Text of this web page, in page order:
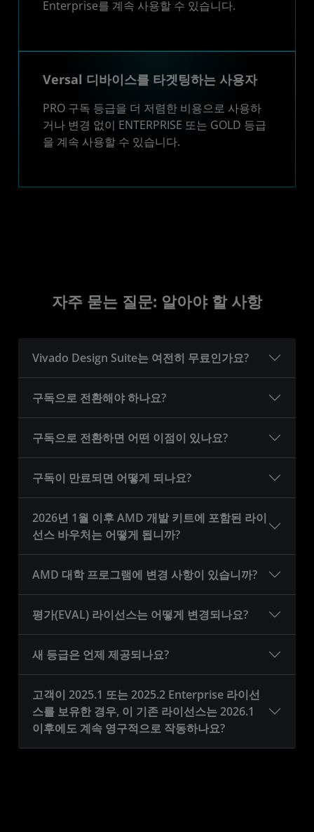
Enterprise를 계속 사용할 수 있습니다.
Versal 디바이스를 타겟팅하는 사용자
PRO 구독 등급을 더 저렴한 비용으로 사용하
거나 변경 없이 ENTERPRISE 또는 GOLD 등급
을 계속 사용할 수 있습니다.
자주 묻는 질문: 알아야 할 사항
Vivado Design Suite는 여전히 무료인가요?
구독으로 전환해야 하나요?
구독으로 전환하면 어떤 이점이 있나요?
구독이 만료되면 어떻게 되나요?
2026년 1월 이후 AMD 개발 키트에 포함된 라이
선스 바우처는 어떻게 됩니까?
AMD 대학 프로그램에 변경 사항이 있습니까?
평가(EVAL) 라이선스는 어떻게 변경되나요?
새 등급은 언제 제공되나요?
고객이 2025.1 또는 2025.2 Enterprise 라이선
스를 보유한 경우, 이 기존 라이선스는 2026.1
이후에도 계속 영구적으로 작동하나요?